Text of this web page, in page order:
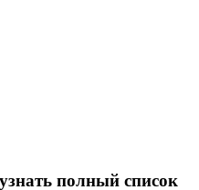
полный список